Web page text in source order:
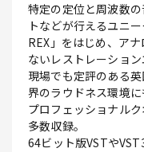
特定の定位と周波数
トなどが行えるユニ
REX」をはじめ、ア
ないレストレーショ
現場でも定評のある
界のラウドネス環境
プロフェッショナル
多数収録。
64ビット版VSTや